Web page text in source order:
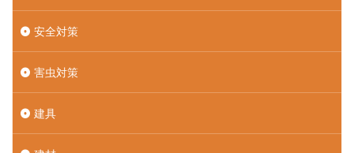
安全対策
害虫対策
建具